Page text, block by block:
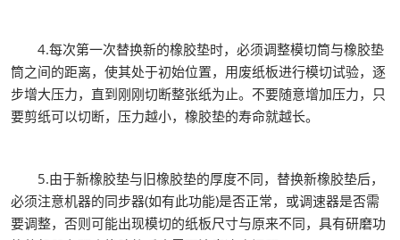
4.每次第一次替换新的橡胶垫时，必须调整模切筒与橡胶垫
筒之间的距离，使其处于初始位置，用废纸板进行模切试验，逐
步增大压力，直到刚刚切断整张纸为止。不要随意增加压力，只
要剪纸可以切断，压力越小，橡胶垫的寿命就越长。
5.由于新橡胶垫与旧橡胶垫的厚度不同，替换新橡胶垫后，
必须注意机器的同步器(如有此功能)是否正常，或调速器是否需
要调整，否则可能出现模切的纸板尺寸与原来不同，具有研磨功